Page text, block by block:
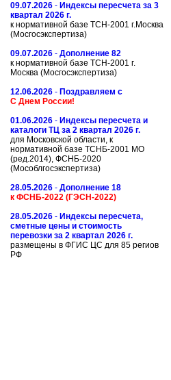
09.07.2026 - Индексы пересчета за 3
квартал 2026 г.
к нормативной базе ТСН-2001 г.Москва
(Мосгосэкспертиза)
09.07.2026 - Дополнение 82
к нормативной базе ТСН-2001 г.
Москва (Мосгосэкспертиза)
12.06.2026 - Поздравляем с
С Днем России!
01.06.2026 - Индексы пересчета и
каталоги ТЦ за 2 квартал 2026 г.
для Московской области, к
нормативной базе ТСНБ-2001 МО
(ред.2014), ФСНБ-2020
(Мособлгосэкспертиза)
28.05.2026 - Дополнение 18
к ФСНБ-2022 (ГЭСН-2022)
28.05.2026 - Индексы пересчета,
сметные цены и стоимость
перевозки за 2 квартал 2026 г.
размещены в ФГИС ЦС для 85 региов
РФ